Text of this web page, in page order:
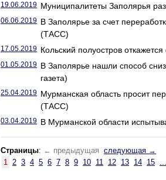
19.06.2019 Муниципалитеты Заполярья
06.06.2019 В Заполярье за счет
(ТАСС)
17.05.2019 Кольский полуостров
01.05.2019 В Заполярье нашли способ
газета)
25.04.2019 Мурманская область просит
(ТАСС)
03.04.2019 В Мурманской области
Страницы: ← предыдущая следующая →
1 2 3 4 5 6 7 8 9 10 11 12 13 14 15 ...